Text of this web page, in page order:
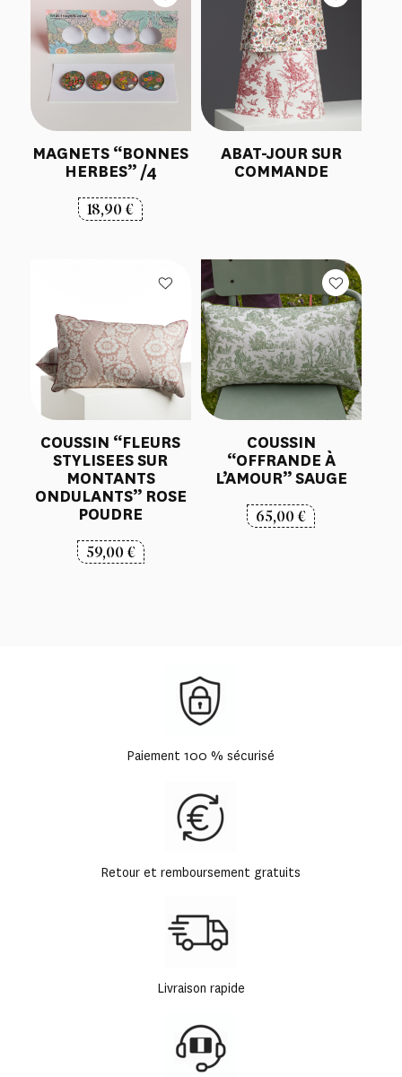
MAGNETS “BONNES
HERBES” /4
18,90€
ABAT-JOUR SUR
COMMANDE
COUSSIN “FLEURS
STYLISEES SUR
MONTANTS
ONDULANTS” ROSE
POUDRE
59,00€
COUSSIN
“OFFRANDE À
L’AMOUR” SAUGE
65,00€
Paiement 100 % sécurisé
Retour et remboursement gratuits
Livraison rapide